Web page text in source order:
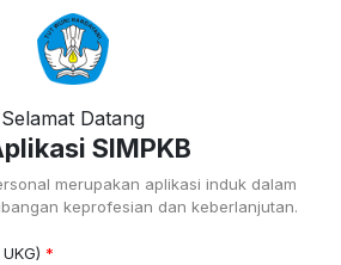
Selamat Datang
SIMPKB
merupakan aplikasi induk dalam
keprofesian dan keberlanjutan.
*